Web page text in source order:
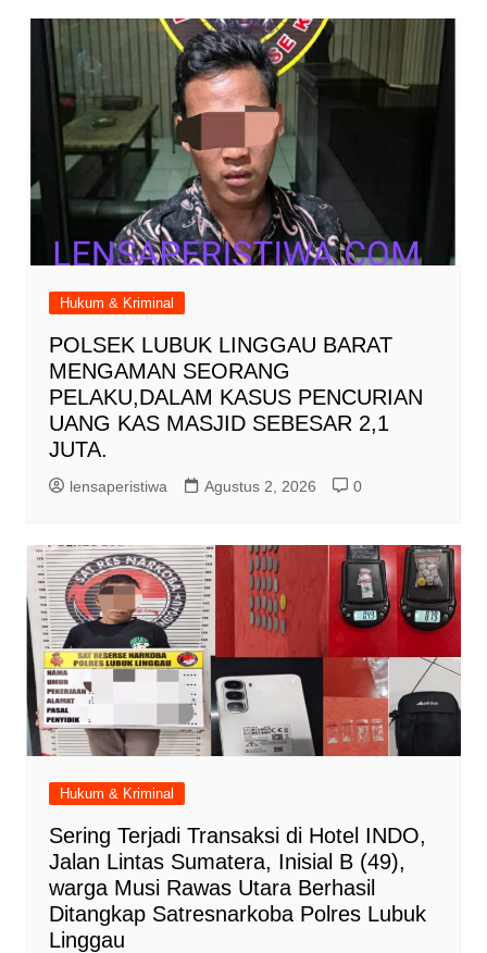
Hukum & Kriminal
POLSEK LUBUK LINGGAU BARAT
MENGAMAN SEORANG
PELAKU,DALAM KASUS PENCURIAN
UANG KAS MASJID SEBESAR 2,1
JUTA.
lensaperistiwa Agustus 2, 2026 0
Hukum & Kriminal
Sering Terjadi Transaksi di Hotel INDO,
Jalan Lintas Sumatera, Inisial B (49),
warga Musi Rawas Utara Berhasil
Ditangkap Satresnarkoba Polres Lubuk
Linggau